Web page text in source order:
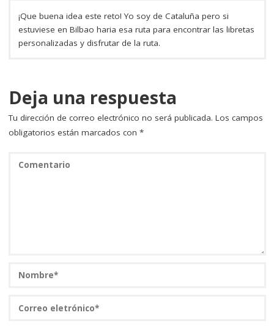
¡Que buena idea este reto! Yo soy de Cataluña pero si
estuviese en Bilbao haria esa ruta para encontrar las libretas
personalizadas y disfrutar de la ruta.
Deja una respuesta
Tu dirección de correo electrónico no será publicada. Los campos
obligatorios están marcados con *